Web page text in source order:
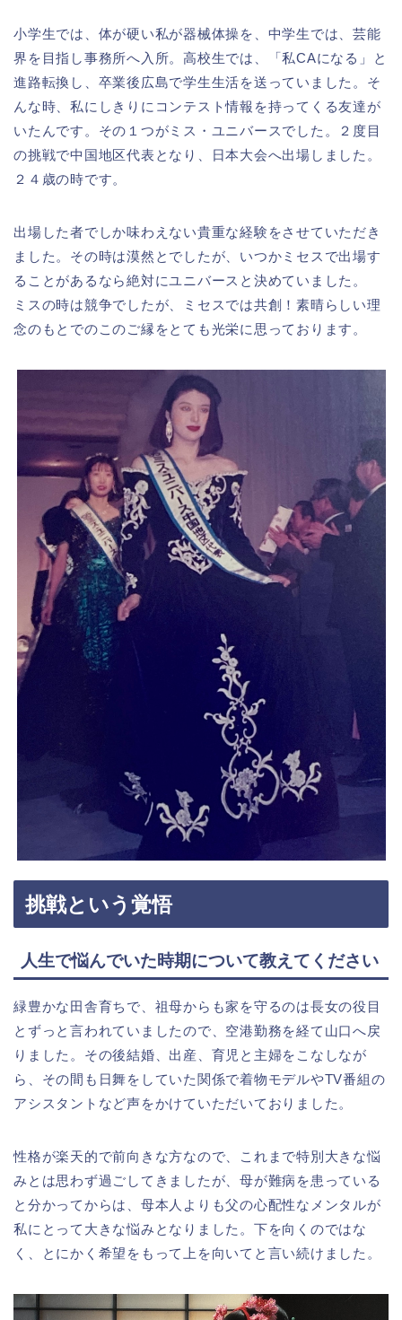
小学生では、体が硬い私が器械体操を、中学生では、芸能
界を目指し事務所へ入所。高校生では、「私CAになる」と
進路転換し、卒業後広島で学生生活を送っていました。そ
んな時、私にしきりにコンテスト情報を持ってくる友達が
いたんです。その１つがミス・ユニバースでした。２度目
の挑戦で中国地区代表となり、日本大会へ出場しました。
２４歳の時です。
出場した者でしか味わえない貴重な経験をさせていただき
ました。その時は漠然とでしたが、いつかミセスで出場す
ることがあるなら絶対にユニバースと決めていました。
ミスの時は競争でしたが、ミセスでは共創！素晴らしい理
念のもとでのこのご縁をとても光栄に思っております。
挑戦という覚悟
人生で悩んでいた時期について教えてください
緑豊かな田舎育ちで、祖母からも家を守るのは長女の役目
とずっと言われていましたので、空港勤務を経て山口へ戻
りました。その後結婚、出産、育児と主婦をこなしなが
ら、その間も日舞をしていた関係で着物モデルやTV番組の
アシスタントなど声をかけていただいておりました。
性格が楽天的で前向きな方なので、これまで特別大きな悩
みとは思わず過ごしてきましたが、母が難病を患っている
と分かってからは、母本人よりも父の心配性なメンタルが
私にとって大きな悩みとなりました。下を向くのではな
く、とにかく希望をもって上を向いてと言い続けました。